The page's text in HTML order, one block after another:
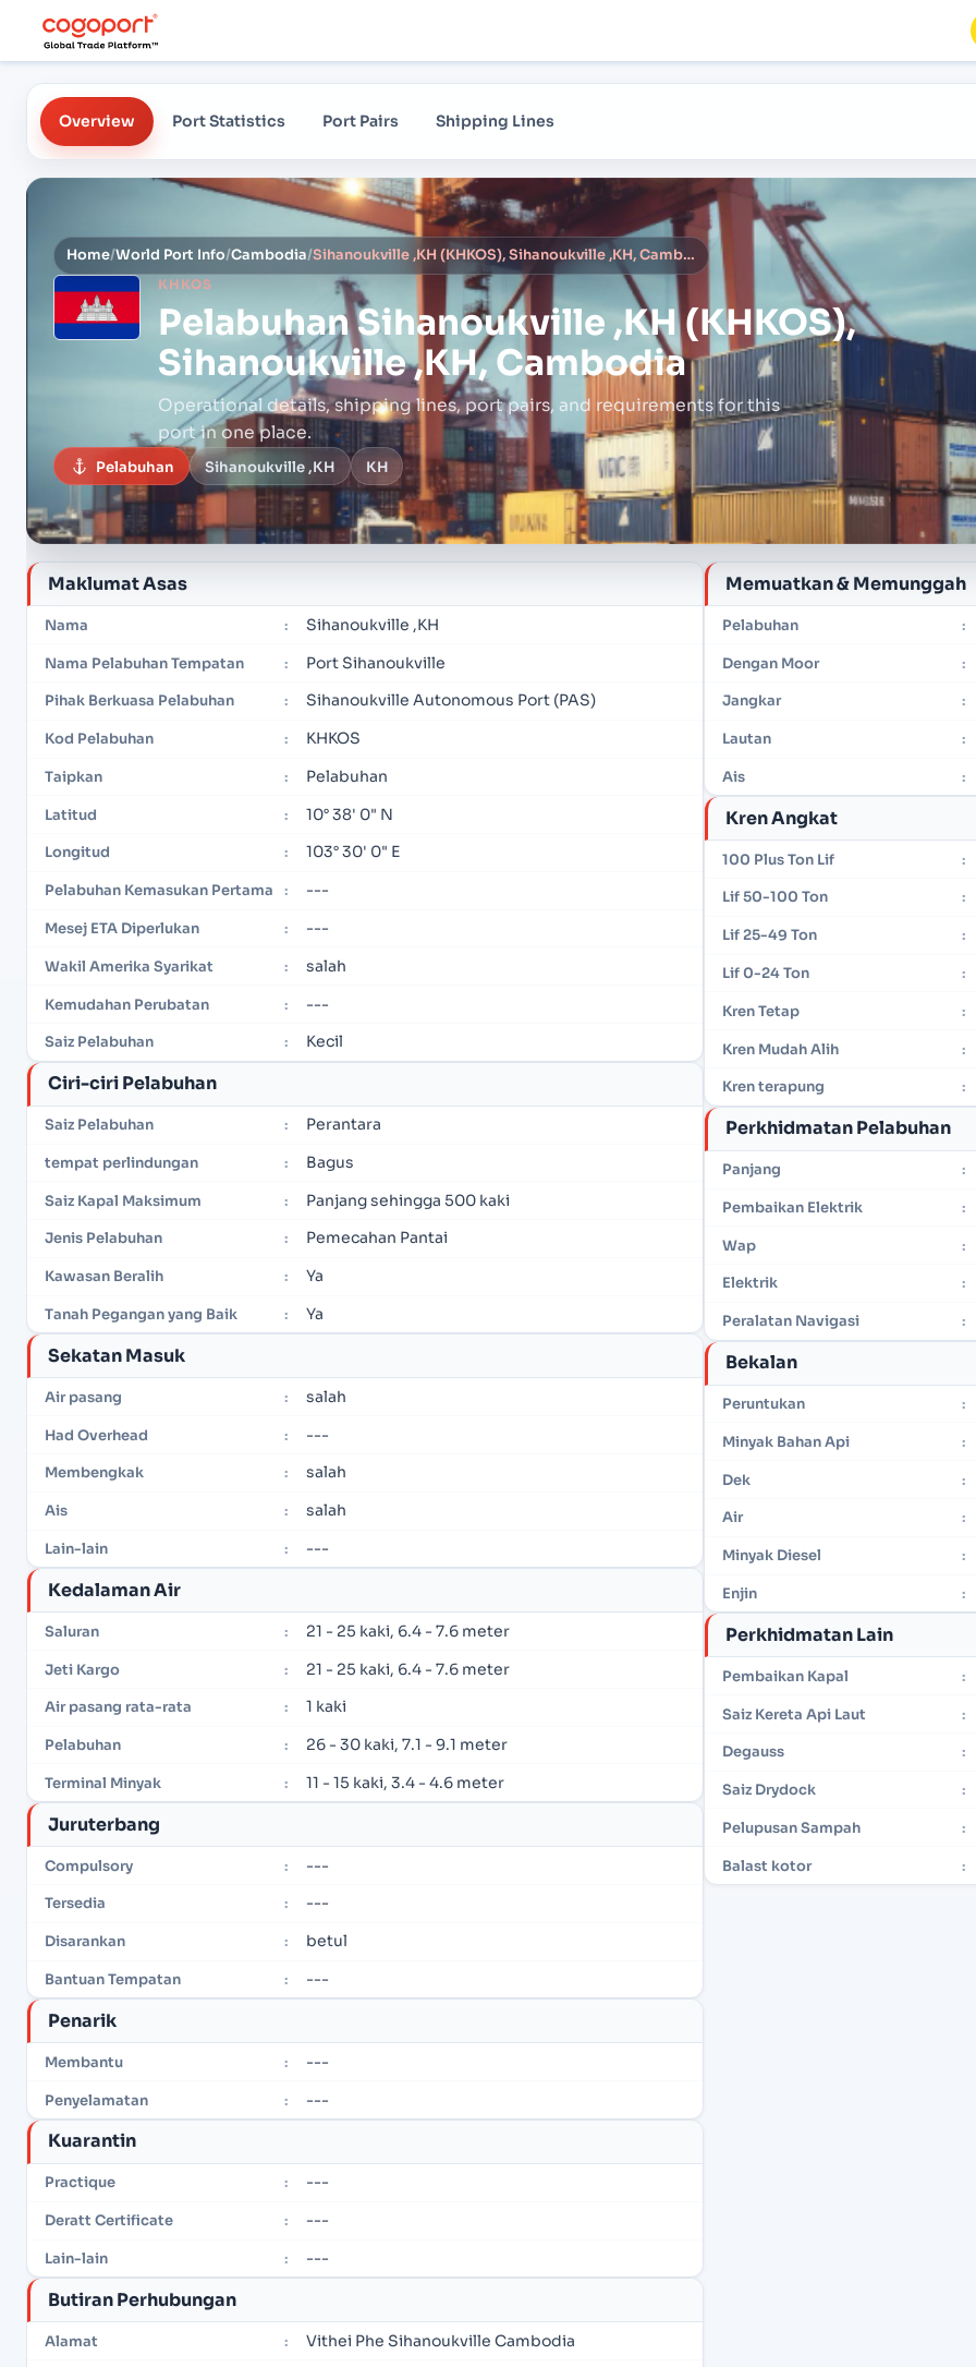
Overview Port Statistics Port Pairs Shipping Lines
Home/World Port Info/Cambodia/ Sihanoukville ,KH (KHKOS), Sihanoukville ,KH, Cambodia
KHKOS
PelabuhanSihanoukville ,KH (KHKOS),
Sihanoukville ,KH, Cambodia
Operational details, shipping lines, port pairs, and requirements for this
port in one place.
Pelabuhan Sihanoukville ,KH KH
Maklumat Asas
Nama : Sihanoukville ,KH
Nama Pelabuhan Tempatan : Port Sihanoukville
Pihak Berkuasa Pelabuhan : Sihanoukville Autonomous Port (PAS)
Kod Pelabuhan : KHKOS
Taipkan : Pelabuhan
Latitud : 10° 38' 0" N
Longitud : 103° 30' 0" E
Pelabuhan Kemasukan Pertama : ---
Mesej ETA Diperlukan : ---
Wakil Amerika Syarikat : salah
Kemudahan Perubatan : ---
Saiz Pelabuhan : Kecil
Ciri-ciri Pelabuhan
Saiz Pelabuhan : Perantara
tempat perlindungan : Bagus
Saiz Kapal Maksimum : Panjang sehingga 500 kaki
Jenis Pelabuhan : Pemecahan Pantai
Kawasan Beralih : Ya
Tanah Pegangan yang Baik : Ya
Sekatan Masuk
Air pasang : salah
Had Overhead : ---
Membengkak : salah
Ais : salah
Lain-lain : ---
Kedalaman Air
Saluran : 21 - 25 kaki, 6.4 - 7.6 meter
Jeti Kargo : 21 - 25 kaki, 6.4 - 7.6 meter
Air pasang rata-rata : 1 kaki
Pelabuhan : 26 - 30 kaki, 7.1 - 9.1 meter
Terminal Minyak : 11 - 15 kaki, 3.4 - 4.6 meter
Juruterbang
Compulsory : ---
Tersedia : ---
Disarankan : betul
Bantuan Tempatan : ---
Penarik
Membantu : ---
Penyelamatan : ---
Kuarantin
Practique : ---
Deratt Certificate : ---
Lain-lain : ---
Butiran Perhubungan
Alamat : Vithei Phe Sihanoukville Cambodia
Memuatkan & Memunggah
Pelabuhan :
Dengan Moor :
Jangkar :
Lautan :
Ais :
Kren Angkat
100 Plus Ton Lif :
Lif 50-100 Ton :
Lif 25-49 Ton :
Lif 0-24 Ton :
Kren Tetap :
Kren Mudah Alih :
Kren terapung :
Perkhidmatan Pelabuhan
Panjang :
Pembaikan Elektrik :
Wap :
Elektrik :
Peralatan Navigasi :
Bekalan
Peruntukan :
Minyak Bahan Api :
Dek :
Air :
Minyak Diesel :
Enjin :
Perkhidmatan Lain
Pembaikan Kapal :
Saiz Kereta Api Laut :
Degauss :
Saiz Drydock :
Pelupusan Sampah :
Balast kotor :